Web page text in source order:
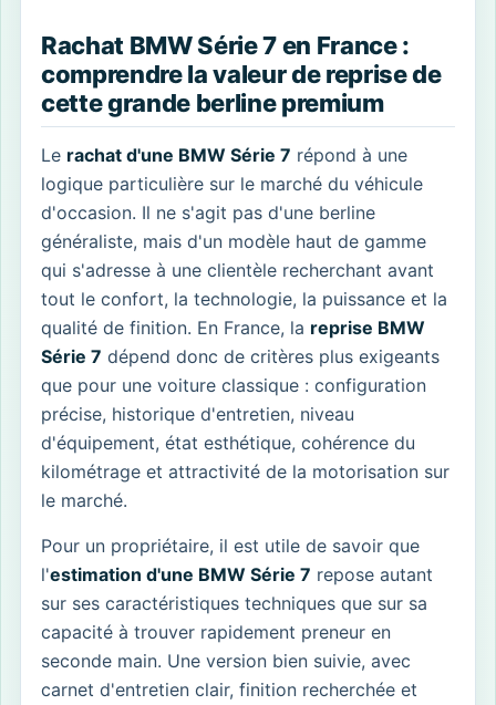
Rachat BMW Série 7 en France :
comprendre la valeur de reprise de
cette grande berline premium
Le rachat d'une BMW Série 7 répond à une
logique particulière sur le marché du véhicule
d'occasion. Il ne s'agit pas d'une berline
généraliste, mais d'un modèle haut de gamme
qui s'adresse à une clientèle recherchant avant
tout le confort, la technologie, la puissance et la
qualité de finition. En France, la reprise BMW
Série 7 dépend donc de critères plus exigeants
que pour une voiture classique : configuration
précise, historique d'entretien, niveau
d'équipement, état esthétique, cohérence du
kilométrage et attractivité de la motorisation sur
le marché.
Pour un propriétaire, il est utile de savoir que
l'estimation d'une BMW Série 7 repose autant
sur ses caractéristiques techniques que sur sa
capacité à trouver rapidement preneur en
seconde main. Une version bien suivie, avec
carnet d'entretien clair, finition recherchée et